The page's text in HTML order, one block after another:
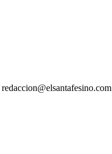
redaccion@elsantafesino.com